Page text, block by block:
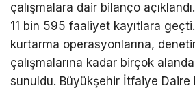
çalışmalara dair bilanço
11 bin 595 faaliyet kayıtlara
kurtarma operasyonlarına,
çalışmalarına kadar birçok
sunuldu. Büyükşehir İtfaiye Daire